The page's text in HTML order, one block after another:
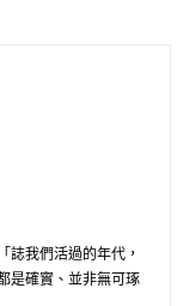
誌我們活過的年代，
是確實、並非無可琢